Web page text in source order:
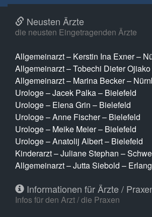
Neusten Ärzte
die neusten Eingetragenden Ärzte
Allgemeinarzt – Kerstin Ina Exner –
Allgemeinarzt – Tobechi Dieter
Allgemeinarzt – Marina Becker –
Urologe – Jacek Palka – Bielefeld
Urologe – Elena Grin – Bielefeld
Urologe – Anne Fischer – Bielefeld
Urologe – Meike Meier – Bielefeld
Urologe – Anatolij Albert – Bielefeld
Kinderarzt – Juliane Stephan –
Allgemeinarzt – Jutta Siebold –
Informationen für Ärzte /
Infos für den Arzt / die Praxen